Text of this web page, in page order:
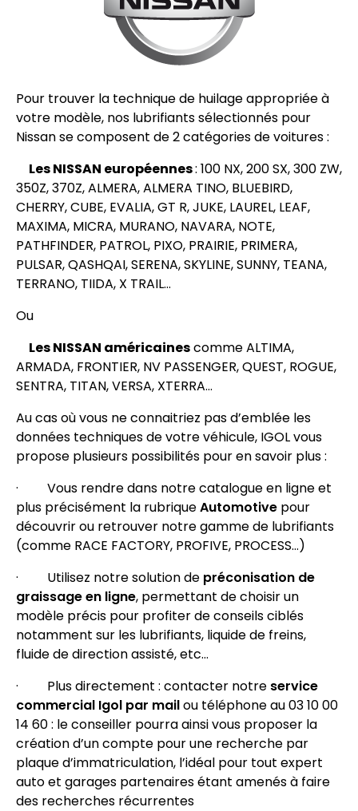
Pour trouver la technique de huilage appropriée à
votre modèle, nos lubrifiants sélectionnés pour
Nissan se composent de 2 catégories de voitures :
Les NISSAN européennes: 100 NX, 200 SX, 300 ZW,
350Z, 370Z, ALMERA, ALMERA TINO, BLUEBIRD,
CHERRY, CUBE, EVALIA, GT R, JUKE, LAUREL, LEAF,
MAXIMA, MICRA, MURANO, NAVARA, NOTE,
PATHFINDER, PATROL, PIXO, PRAIRIE, PRIMERA,
PULSAR, QASHQAI, SERENA, SKYLINE, SUNNY, TEANA,
TERRANO, TIIDA, X TRAIL…
Ou
Les NISSAN américainescomme ALTIMA,
ARMADA, FRONTIER, NV PASSENGER, QUEST, ROGUE,
SENTRA, TITAN, VERSA, XTERRA…
Au cas où vous ne connaitriez pas d’emblée les
données techniques de votre véhicule, IGOL vous
propose plusieurs possibilités pour en savoir plus :
· Vous rendre dans notre catalogue en ligne et
plus précisément la rubriqueAutomotive pour
découvrir ou retrouver notre gamme de lubrifiants
(comme RACE FACTORY, PROFIVE, PROCESS…)
· Utilisez notre solution de préconisation de
graissage en ligne, permettant de choisir un
modèle précis pour profiter de conseils ciblés
notamment sur les lubrifiants, liquide de freins,
fluide de direction assisté, etc…
· Plus directement : contacter notre service
commercial Igol par mailou téléphone au 03 10 00
14 60 : le conseiller pourra ainsi vous proposer la
création d’un compte pour une recherche par
plaque d’immatriculation, l’idéal pour tout expert
auto et garages partenaires étant amenés à faire
des recherches récurrentes